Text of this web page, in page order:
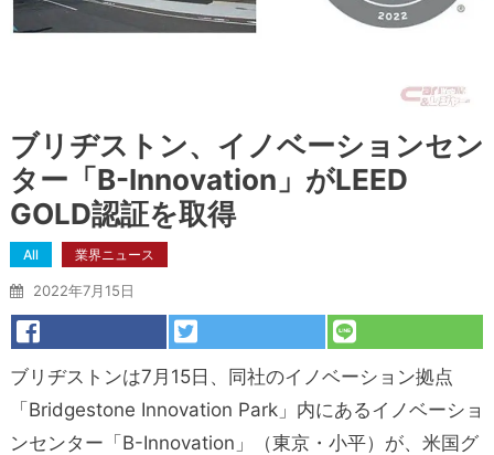
ブリヂストン、イノベーションセン
ター「B-Innovation」がLEED
GOLD認証を取得
All 業界ニュース
2022年7月15日
ブリヂストンは7月15日、同社のイノベーション拠点
「Bridgestone Innovation Park」内にあるイノベーショ
ンセンター「B-Innovation」（東京・小平）が、米国グ